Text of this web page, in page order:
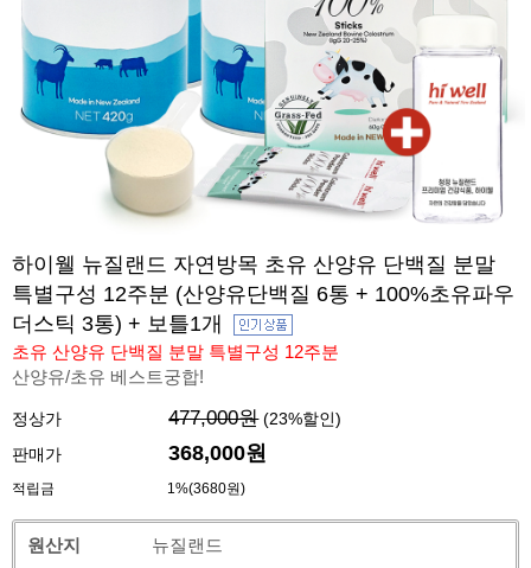
하이웰 뉴질랜드 자연방목 초유 산양유 단백질 분말
특별구성 12주분 (산양유단백질 6통 + 100%초유파우
더스틱 3통) + 보틀1개
초유 산양유 단백질 분말 특별구성 12주분
산양유/초유 베스트궁합!
정상가 477,000원 (23%할인)
판매가
368,000원
적립금 1%(3680원)
원산지
뉴질랜드